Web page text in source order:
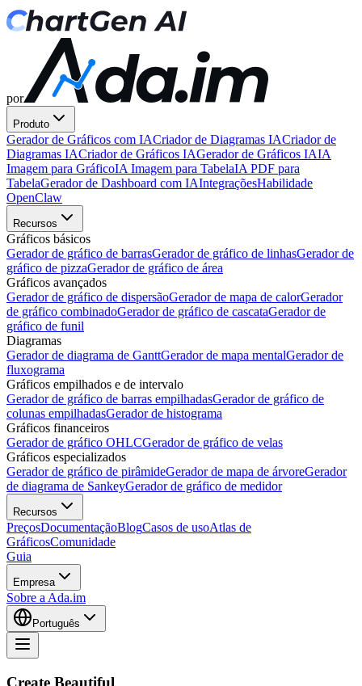
por
Produto
Gerador de Gráficos com IACriador de Diagramas IACriador de
Diagramas IACriador de Gráficos IAGerador de Gráficos IAIA
Imagem para GráficoIA Imagem para TabelaIA PDF para
TabelaGerador de Dashboard com IAIntegraçõesHabilidade
OpenClaw
Recursos
Gráficos básicos
Gerador de gráfico de barrasGerador de gráfico de linhasGerador de
gráfico de pizzaGerador de gráfico de área
Gráficos avançados
Gerador de gráfico de dispersãoGerador de mapa de calorGerador
de gráfico combinadoGerador de gráfico de cascataGerador de
gráfico de funil
Diagramas
Gerador de diagrama de GanttGerador de mapa mentalGerador de
fluxograma
Gráficos empilhados e de intervalo
Gerador de gráfico de barras empilhadasGerador de gráfico de
colunas empilhadasGerador de histograma
Gráficos financeiros
Gerador de gráfico OHLCGerador de gráfico de velas
Gráficos especializados
Gerador de gráfico de pirâmideGerador de mapa de árvoreGerador
de diagrama de SankeyGerador de gráfico de medidor
Recursos
PreçosDocumentaçãoBlogCasos de usoAtlas de
GráficosComunidade
Guia
Empresa
Sobre a Ada.im
Português
Create Beautiful